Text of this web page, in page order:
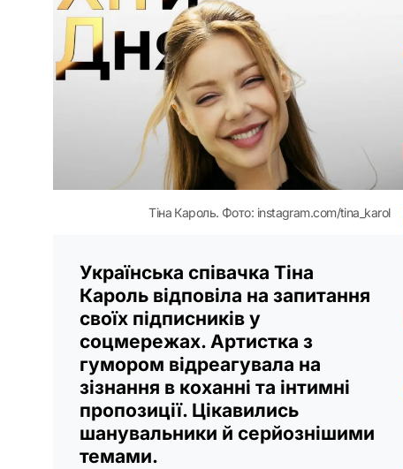
Тіна Кароль. Фото: instagram.com/tina_karol
Українська співачка Тіна
Кароль відповіла на запитання
своїх підписників у
соцмережах. Артистка з
гумором відреагувала на
зізнання в коханні та інтимні
пропозиції. Цікавились
шанувальники й серйознішими
темами.